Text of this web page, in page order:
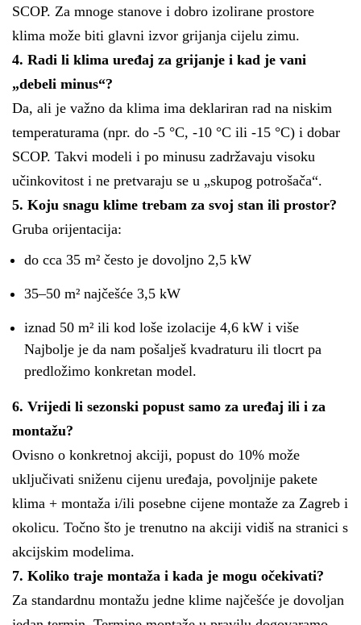
SCOP. Za mnoge stanove i dobro izolirane prostore
klima može biti glavni izvor grijanja cijelu zimu.
4. Radi li klima uređaj za grijanje i kad je vani
„debeli minus“?
Da, ali je važno da klima ima deklariran rad na niskim
temperaturama (npr. do -5 °C, -10 °C ili -15 °C) i dobar
SCOP. Takvi modeli i po minusu zadržavaju visoku
učinkovitost i ne pretvaraju se u „skupog potrošača“.
5. Koju snagu klime trebam za svoj stan ili prostor?
Gruba orijentacija:
do cca 35 m² često je dovoljno 2,5 kW
35–50 m² najčešće 3,5 kW
iznad 50 m² ili kod loše izolacije 4,6 kW i više
Najbolje je da nam pošalješ kvadraturu ili tlocrt pa
predložimo konkretan model.
6. Vrijedi li sezonski popust samo za uređaj ili i za
montažu?
Ovisno o konkretnoj akciji, popust do 10% može
uključivati sniženu cijenu uređaja, povoljnije pakete
klima + montaža i/ili posebne cijene montaže za Zagreb i
okolicu. Točno što je trenutno na akciji vidiš na stranici s
akcijskim modelima.
7. Koliko traje montaža i kada je mogu očekivati?
Za standardnu montažu jedne klime najčešće je dovoljan